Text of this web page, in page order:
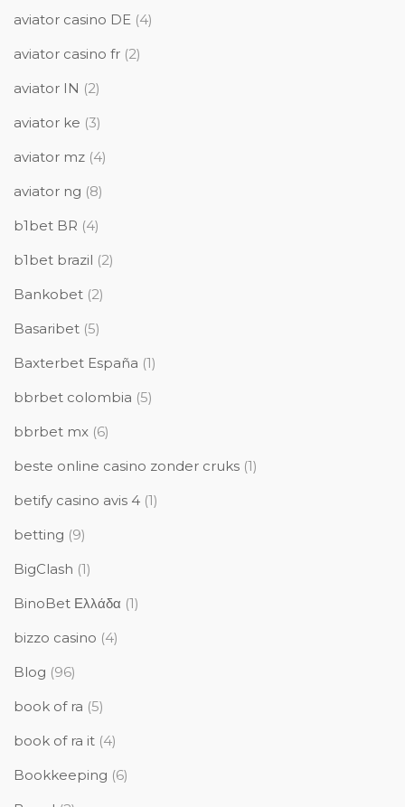
aviator casino DE (4)
aviator casino fr (2)
aviator IN (2)
aviator ke (3)
aviator mz (4)
aviator ng (8)
b1bet BR (4)
b1bet brazil (2)
Bankobet (2)
Basaribet (5)
Baxterbet España (1)
bbrbet colombia (5)
bbrbet mx (6)
beste online casino zonder cruks (1)
betify casino avis 4 (1)
betting (9)
BigClash (1)
BinoBet Ελλάδα (1)
bizzo casino (4)
Blog (96)
book of ra (5)
book of ra it (4)
Bookkeeping (6)